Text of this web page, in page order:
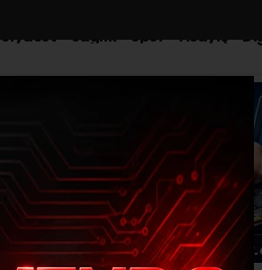
Siyaset Sağlık Spor Asayiş